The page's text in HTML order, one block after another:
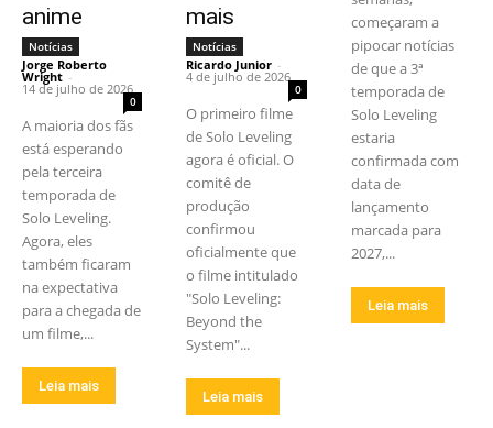
anime
Notícias
Jorge Roberto
Wright -
14 de julho de 2026
0
A maioria dos fãs
está esperando
pela terceira
temporada de
Solo Leveling.
Agora, eles
também ficaram
na expectativa
para a chegada de
um filme,...
Leia mais
mais
Notícias
Ricardo Junior -
4 de julho de 2026
0
O primeiro filme
de Solo Leveling
agora é oficial. O
comitê de
produção
confirmou
oficialmente que
o filme intitulado
"Solo Leveling:
Beyond the
System"...
Leia mais
começaram a
pipocar notícias
de que a 3ª
temporada de
Solo Leveling
estaria
confirmada com
data de
lançamento
marcada para
2027,...
Leia mais